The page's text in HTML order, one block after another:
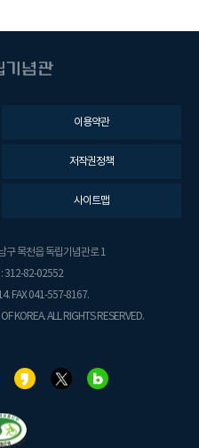
이용약관
저작권정책
사이트맵
구 목천읍 독립기념관로 1
312-82-02552
FAX 041-557-8167.
KOREA. ALL RIGHTS RESERVED.